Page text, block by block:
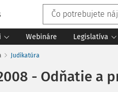
Webináre Legislatíva
Judikatúra
- Odňatie a